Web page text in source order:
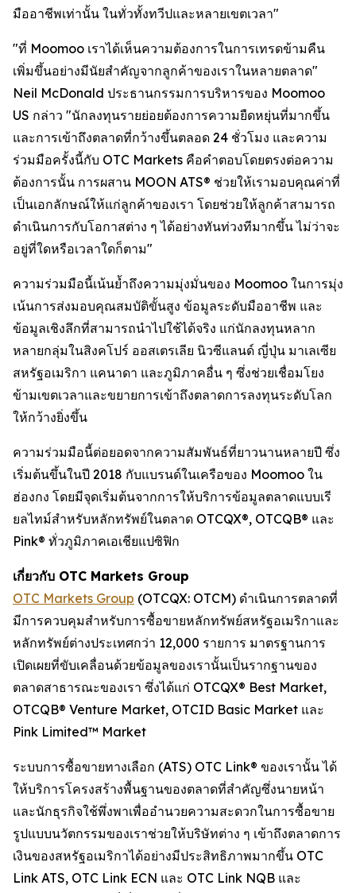
มืออาชีพเท่านั้น ในทั่วทั้งทวีปและหลายเขตเวลา"
"ที่ Moomoo เราได้เห็นความต้องการในการเทรดข้ามคืน
เพิ่มขึ้นอย่างมีนัยสำคัญจากลูกค้าของเราในหลายตลาด"
Neil McDonald ประธานกรรมการบริหารของ Moomoo
US กล่าว "นักลงทุนรายย่อยต้องการความยืดหยุ่นที่มากขึ้น
และการเข้าถึงตลาดที่กว้างขึ้นตลอด 24 ชั่วโมง และความ
ร่วมมือครั้งนี้กับ OTC Markets คือคำตอบโดยตรงต่อความ
ต้องการนั้น การผสาน MOON ATS® ช่วยให้เรามอบคุณค่าที่
เป็นเอกลักษณ์ให้แก่ลูกค้าของเรา โดยช่วยให้ลูกค้าสามารถ
ดำเนินการกับโอกาสต่าง ๆ ได้อย่างทันท่วงทีมากขึ้น ไม่ว่าจะ
อยู่ที่ใดหรือเวลาใดก็ตาม"
ความร่วมมือนี้เน้นย้ำถึงความมุ่งมั่นของ Moomoo ในการมุ่ง
เน้นการส่งมอบคุณสมบัติขั้นสูง ข้อมูลระดับมืออาชีพ และ
ข้อมูลเชิงลึกที่สามารถนำไปใช้ได้จริง แก่นักลงทุนหลาก
หลายกลุ่มในสิงคโปร์ ออสเตรเลีย นิวซีแลนด์ ญี่ปุ่น มาเลเซีย
สหรัฐอเมริกา แคนาดา และภูมิภาคอื่น ๆ ซึ่งช่วยเชื่อมโยง
ข้ามเขตเวลาและขยายการเข้าถึงตลาดการลงทุนระดับโลก
ให้กว้างยิ่งขึ้น
ความร่วมมือนี้ต่อยอดจากความสัมพันธ์ที่ยาวนานหลายปี ซึ่ง
เริ่มต้นขึ้นในปี 2018 กับแบรนด์ในเครือของ Moomoo ใน
ฮ่องกง โดยมีจุดเริ่มต้นจากการให้บริการข้อมูลตลาดแบบเรี
ยลไทม์สำหรับหลักทรัพย์ในตลาด OTCQX®, OTCQB® และ
Pink® ทั่วภูมิภาคเอเชียแปซิฟิก
เกี่ยวกับ OTC Markets Group
OTC Markets Group (OTCQX: OTCM) ดำเนินการตลาดที่
มีการควบคุมสำหรับการซื้อขายหลักทรัพย์สหรัฐอเมริกาและ
หลักทรัพย์ต่างประเทศกว่า 12,000 รายการ มาตรฐานการ
เปิดเผยที่ขับเคลื่อนด้วยข้อมูลของเรานั้นเป็นรากฐานของ
ตลาดสาธารณะของเรา ซึ่งได้แก่ OTCQX® Best Market,
OTCQB® Venture Market, OTCID Basic Market และ
Pink Limited™ Market
ระบบการซื้อขายทางเลือก (ATS) OTC Link® ของเรานั้น ได้
ให้บริการโครงสร้างพื้นฐานของตลาดที่สำคัญซึ่งนายหน้า
และนักธุรกิจใช้พึ่งพาเพื่ออำนวยความสะดวกในการซื้อขาย
รูปแบบนวัตกรรมของเราช่วยให้บริษัทต่าง ๆ เข้าถึงตลาดการ
เงินของสหรัฐอเมริกาได้อย่างมีประสิทธิภาพมากขึ้น OTC
Link ATS, OTC Link ECN และ OTC Link NQB และ